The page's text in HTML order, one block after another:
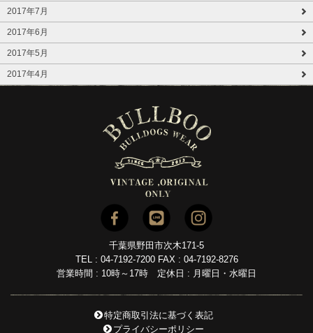
2017年7月
2017年6月
2017年5月
2017年4月
千葉県野田市次木171-5
TEL : 04-7192-7200 FAX : 04-7192-8276
営業時間 : 10時～17時 定休日 : 月曜日・水曜日
特定商取引法に基づく表記
プライバシーポリシー